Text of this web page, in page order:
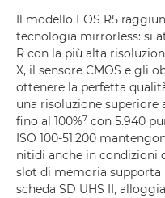
Il modello EOS R5
tecnologia mirrorless: si
R con la più alta
X, il sensore CMOS e gli
ottenere la perfetta
una risoluzione superiore
fino al 100%7 con 5.940
ISO 100-51.200
nitidi anche in condizioni
slot di memoria supporta
scheda SD UHS II,